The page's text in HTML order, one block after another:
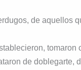
de aquellos
tomaron
de doblegarte,